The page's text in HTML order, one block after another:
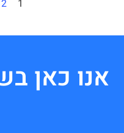
1
2
אנו כאן